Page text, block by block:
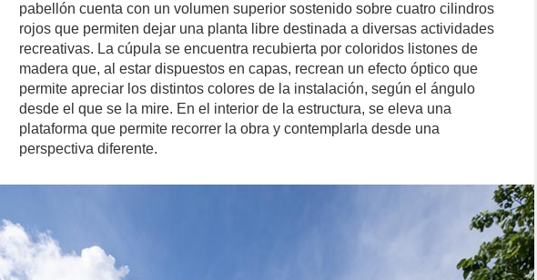
pabellón cuenta con un volumen superior sostenido sobre cuatro cilindros
rojos que permiten dejar una planta libre destinada a diversas actividades
recreativas. La cúpula se encuentra recubierta por coloridos listones de
madera que, al estar dispuestos en capas, recrean un efecto óptico que
permite apreciar los distintos colores de la instalación, según el ángulo
desde el que se la mire. En el interior de la estructura, se eleva una
plataforma que permite recorrer la obra y contemplarla desde una
perspectiva diferente.